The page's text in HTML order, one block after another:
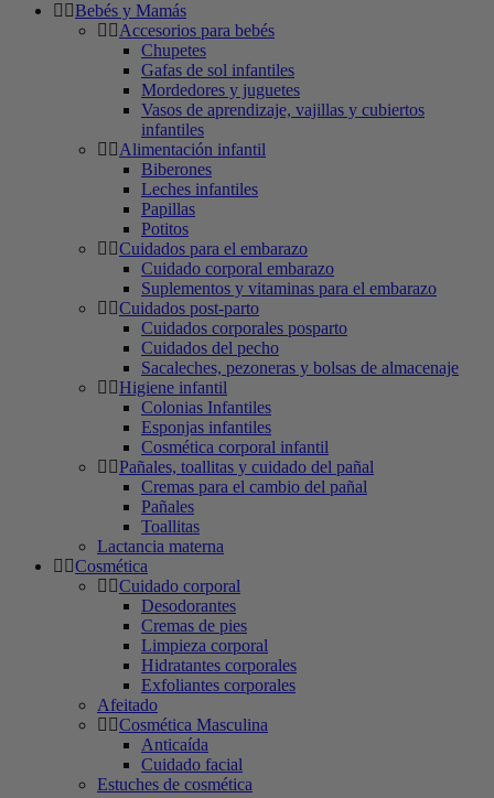
Bebés y Mamás
Accesorios para bebés
Chupetes
Gafas de sol infantiles
Mordedores y juguetes
Vasos de aprendizaje, vajillas y cubiertos
infantiles
Alimentación infantil
Biberones
Leches infantiles
Papillas
Potitos
Cuidados para el embarazo
Cuidado corporal embarazo
Suplementos y vitaminas para el embarazo
Cuidados post-parto
Cuidados corporales posparto
Cuidados del pecho
Sacaleches, pezoneras y bolsas de almacenaje
Higiene infantil
Colonias Infantiles
Esponjas infantiles
Cosmética corporal infantil
Pañales, toallitas y cuidado del pañal
Cremas para el cambio del pañal
Pañales
Toallitas
Lactancia materna
Cosmética
Cuidado corporal
Desodorantes
Cremas de pies
Limpieza corporal
Hidratantes corporales
Exfoliantes corporales
Afeitado
Cosmética Masculina
Anticaída
Cuidado facial
Estuches de cosmética